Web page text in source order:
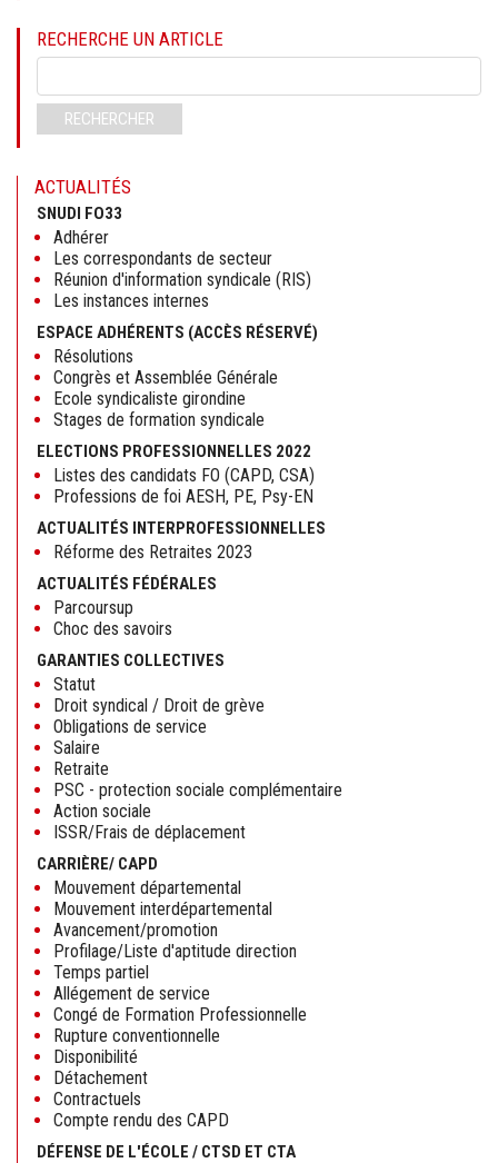
RECHERCHE UN ARTICLE
clés
RECHERCHER
ACTUALITÉS
SNUDI FO33
Adhérer
Les correspondants de secteur
Réunion d'information syndicale (RIS)
Les instances internes
ESPACE ADHÉRENTS (ACCÈS RÉSERVÉ)
Résolutions
Congrès et Assemblée Générale
Ecole syndicaliste girondine
Stages de formation syndicale
ELECTIONS PROFESSIONNELLES 2022
Listes des candidats FO (CAPD, CSA)
Professions de foi AESH, PE, Psy-EN
ACTUALITÉS INTERPROFESSIONNELLES
Réforme des Retraites 2023
ACTUALITÉS FÉDÉRALES
Parcoursup
Choc des savoirs
GARANTIES COLLECTIVES
Statut
Droit syndical / Droit de grève
Obligations de service
Salaire
Retraite
PSC - protection sociale complémentaire
Action sociale
ISSR/Frais de déplacement
CARRIÈRE/ CAPD
Mouvement départemental
Mouvement interdépartemental
Avancement/promotion
Profilage/Liste d'aptitude direction
Temps partiel
Allégement de service
Congé de Formation Professionnelle
Rupture conventionnelle
Disponibilité
Détachement
Contractuels
Compte rendu des CAPD
DÉFENSE DE L'ÉCOLE / CTSD ET CTA